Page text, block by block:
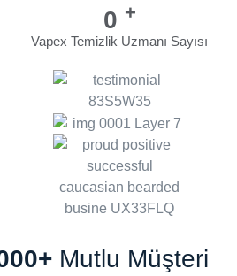
0 +
Vapex Temizlik Uzmanı Sayısı
Mutlu Müşteri